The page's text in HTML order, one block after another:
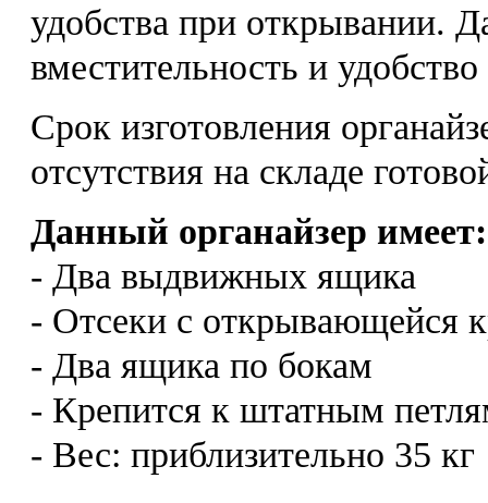
удобства при открывании.
вместительность и
Срок изготовления
отсутствия на складе
Данный органайзер имеет:
- Два выдвижных ящика
- Отсеки с открывающейся
- Два ящика по бокам
- Крепится к штатным
- Вес: приблизительно 35 кг